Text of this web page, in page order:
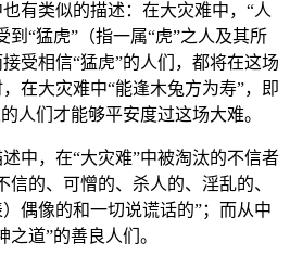
有类似的描述：在大灾难中，“人
到“猛虎”（指一属“虎”之人及其所
受相信“猛虎”的人们，都将在这场
在大灾难中“能逢木兔方为寿”，即
人们才能够平安度过这场大难。
中，在“大灾难”中被淘汰的不信者
信的、可憎的、杀人的、淫乱的、
偶像的和一切说谎话的”；而从中
道”的善良人们。